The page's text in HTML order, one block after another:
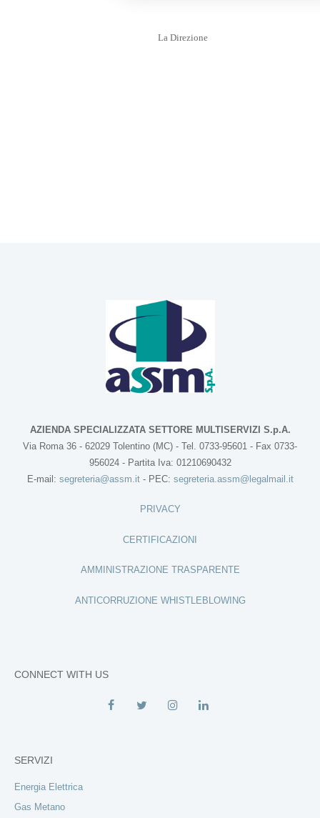
La Direzione
AZIENDA SPECIALIZZATA SETTORE MULTISERVIZI S.p.A.
Via Roma 36 - 62029 Tolentino (MC) - Tel. 0733-95601 - Fax 0733-
956024 - Partita Iva: 01210690432
E-mail: segreteria@assm.it- PEC: segreteria.assm@legalmail.it
PRIVACY
CERTIFICAZIONI
AMMINISTRAZIONE TRASPARENTE
ANTICORRUZIONE WHISTLEBLOWING
CONNECT WITH US
SERVIZI
Energia Elettrica
Gas Metano